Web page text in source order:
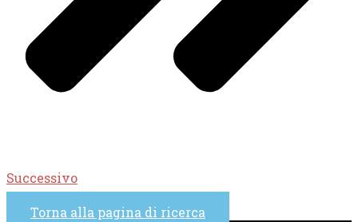
Successivo
Torna alla pagina di ricerca